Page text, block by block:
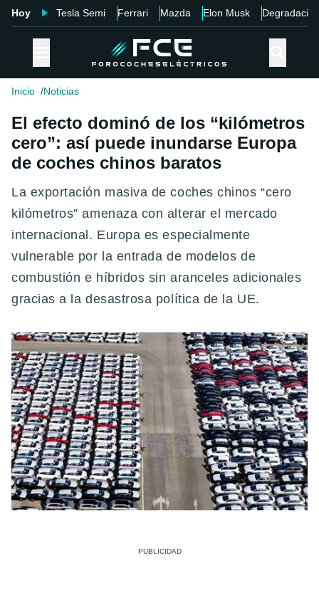
Hoy Tesla Semi Ferrari Mazda Elon Musk Degradación
Inicio Noticias
El efecto dominó de los “kilómetros
cero”: así puede inundarse Europa
de coches chinos baratos
La exportación masiva de coches chinos “cero
kilómetros” amenaza con alterar el mercado
internacional. Europa es especialmente
vulnerable por la entrada de modelos de
combustión e híbridos sin aranceles adicionales
gracias a la desastrosa política de la UE.